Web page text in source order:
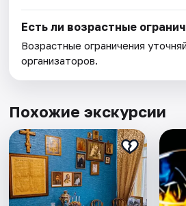
Есть ли возрастные
Возрастные ограничения
организаторов.
Похожие экскурсии